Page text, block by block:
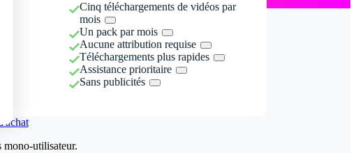
Cinq téléchargements de vidéos par
mois
Un pack par mois
Aucune attribution requise
Téléchargements plus rapides
Assistance prioritaire
Sans publicités
mono-utilisateur.